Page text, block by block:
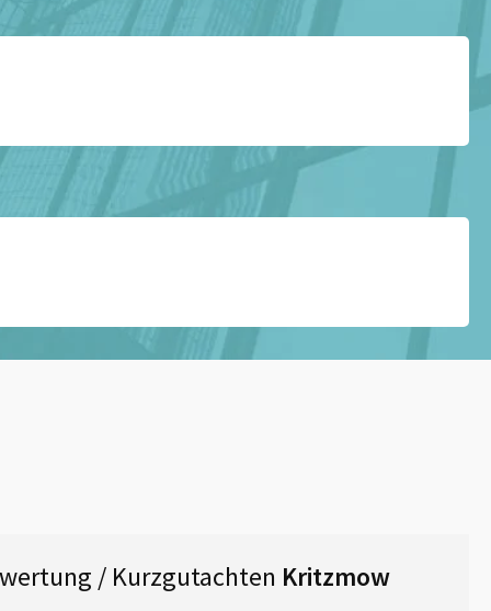
/ Kurzgutachten Kritzmow